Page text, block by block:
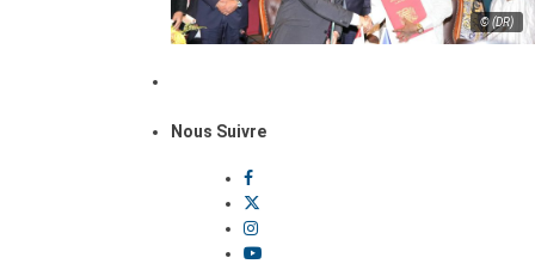
© (DR)
Nous Suivre